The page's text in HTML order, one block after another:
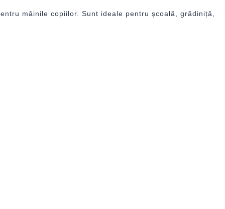
mâinile copiilor. Sunt ideale pentru școală, grădiniță,